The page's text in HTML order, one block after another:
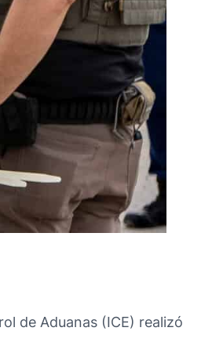
de Aduanas (ICE) realizó